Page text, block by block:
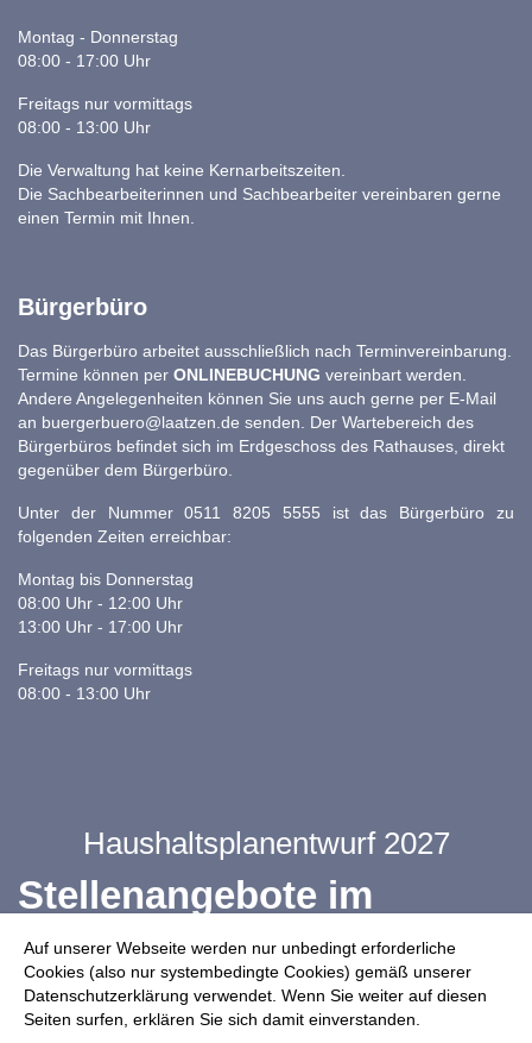
Auf unserer Webseite werden nur unbedingt erforderliche
Cookies (also nur systembedingte Cookies) gemäß unserer
Datenschutzerklärung verwendet. Wenn Sie weiter auf diesen
Seiten surfen, erklären Sie sich damit einverstanden.
Montag - Donnerstag
08:00 - 17:00 Uhr
Freitags nur vormittags
08:00 - 13:00 Uhr
Die Verwaltung hat keine Kernarbeitszeiten.
Die Sachbearbeiterinnen und Sachbearbeiter vereinbaren gerne
einen Termin mit Ihnen.
Bürgerbüro
Das Bürgerbüro arbeitet ausschließlich nach Terminvereinbarung.
Termine können per ONLINEBUCHUNG vereinbart werden.
Andere Angelegenheiten können Sie uns auch gerne per E-Mail
an buergerbuero@laatzen.de senden. Der Wartebereich des
Bürgerbüros befindet sich im Erdgeschoss des Rathauses, direkt
gegenüber dem Bürgerbüro.
Unter der Nummer 0511 8205 5555 ist das Bürgerbüro zu
folgenden Zeiten erreichbar:
Montag bis Donnerstag
08:00 Uhr - 12:00 Uhr
13:00 Uhr - 17:00 Uhr
Freitags nur vormittags
08:00 - 13:00 Uhr
Haushaltsplanentwurf 2027
Stellenangebote im
Ganztag
Infos zur Drohnennutzung